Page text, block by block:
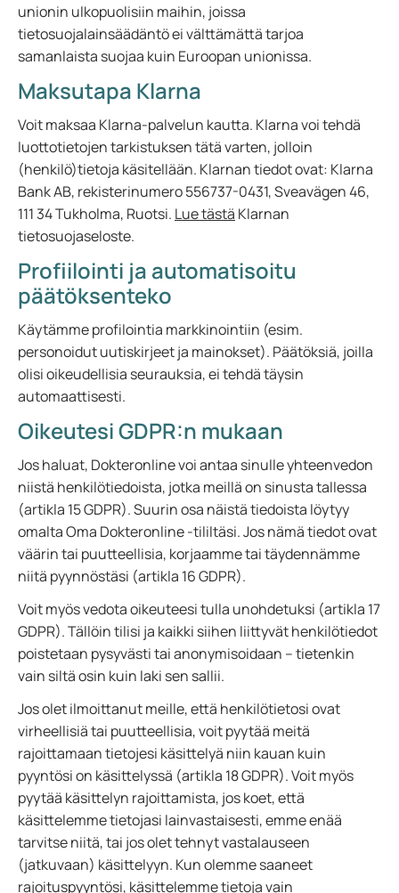
unionin ulkopuolisiin maihin, joissa
tietosuojalainsäädäntö ei välttämättä tarjoa
samanlaista suojaa kuin Euroopan unionissa.
Maksutapa Klarna
Voit maksaa Klarna-palvelun kautta. Klarna voi tehdä
luottotietojen tarkistuksen tätä varten, jolloin
(henkilö)tietoja käsitellään. Klarnan tiedot ovat: Klarna
Bank AB, rekisterinumero 556737-0431, Sveavägen 46,
111 34 Tukholma, Ruotsi. Lue tästä Klarnan
tietosuojaseloste.
Profiilointi ja automatisoitu
päätöksenteko
Käytämme profilointia markkinointiin (esim.
personoidut uutiskirjeet ja mainokset). Päätöksiä, joilla
olisi oikeudellisia seurauksia, ei tehdä täysin
automaattisesti.
Oikeutesi GDPR:n mukaan
Jos haluat, Dokteronline voi antaa sinulle yhteenvedon
niistä henkilötiedoista, jotka meillä on sinusta tallessa
(artikla 15 GDPR). Suurin osa näistä tiedoista löytyy
omalta Oma Dokteronline -tililtäsi. Jos nämä tiedot ovat
väärin tai puutteellisia, korjaamme tai täydennämme
niitä pyynnöstäsi (artikla 16 GDPR).
Voit myös vedota oikeuteesi tulla unohdetuksi (artikla 17
GDPR). Tällöin tilisi ja kaikki siihen liittyvät henkilötiedot
poistetaan pysyvästi tai anonymisoidaan – tietenkin
vain siltä osin kuin laki sen sallii.
Jos olet ilmoittanut meille, että henkilötietosi ovat
virheellisiä tai puutteellisia, voit pyytää meitä
rajoittamaan tietojesi käsittelyä niin kauan kuin
pyyntösi on käsittelyssä (artikla 18 GDPR). Voit myös
pyytää käsittelyn rajoittamista, jos koet, että
käsittelemme tietojasi lainvastaisesti, emme enää
tarvitse niitä, tai jos olet tehnyt vastalauseen
(jatkuvaan) käsittelyyn. Kun olemme saaneet
rajoituspyyntösi, käsittelemme tietoja vain